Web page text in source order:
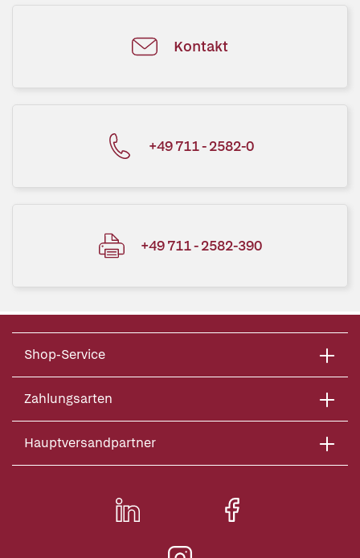
Kontakt
+49 711 - 2582-0
+49 711 - 2582-390
Shop-Service
Zahlungsarten
Hauptversandpartner